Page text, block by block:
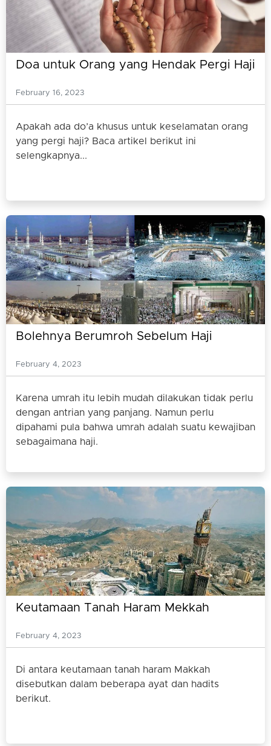
Doa untuk Orang yang Hendak Pergi Haji
February 16, 2023
Apakah ada do’a khusus untuk keselamatan orang
yang pergi haji? Baca artikel berikut ini
selengkapnya...
Bolehnya Berumroh Sebelum Haji
February 4, 2023
Karena umrah itu lebih mudah dilakukan tidak perlu
dengan antrian yang panjang. Namun perlu
dipahami pula bahwa umrah adalah suatu kewajiban
sebagaimana haji.
Keutamaan Tanah Haram Mekkah
February 4, 2023
Di antara keutamaan tanah haram Makkah
disebutkan dalam beberapa ayat dan hadits
berikut.